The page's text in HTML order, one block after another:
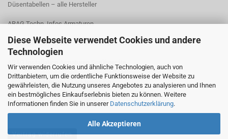
Diese Webseite verwendet Cookies und andere
Technologien
Wir verwenden Cookies und ähnliche Technologien, auch von
Drittanbietern, um die ordentliche Funktionsweise der Website zu
gewährleisten, die Nutzung unseres Angebotes zu analysieren und Ihnen
ein bestmögliches Einkaufserlebnis bieten zu können. Weitere
Informationen finden Sie in unserer Datenschutzerklärung.
Alle Akzeptieren
Düsentabellen – alle Hersteller
ARAG Techn. Infos Armaturen
ARAG Installation Gleichdruck-Armaturen
ARAG Installation Armaturen Sprühgeräte
Lechler Behälter- und Tankreinigung
TeeJet Technische Informationen
Vertrag widerrufen